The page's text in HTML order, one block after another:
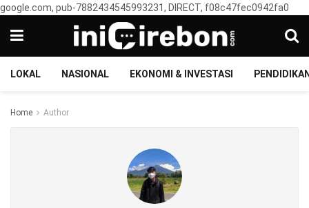
google.com, pub-7882434545993231, DIRECT, f08c47fec0942fa0
LOKAL NASIONAL EKONOMI & INVESTASI
Home Author